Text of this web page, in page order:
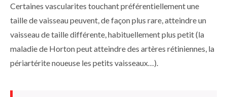
Certaines vascularites touchant préférentiellement une
taille de vaisseau peuvent, de façon plus rare, atteindre un
vaisseau de taille différente, habituellement plus petit (la
maladie de Horton peut atteindre des artères rétiniennes, la
périartérite noueuse les petits vaisseaux…).